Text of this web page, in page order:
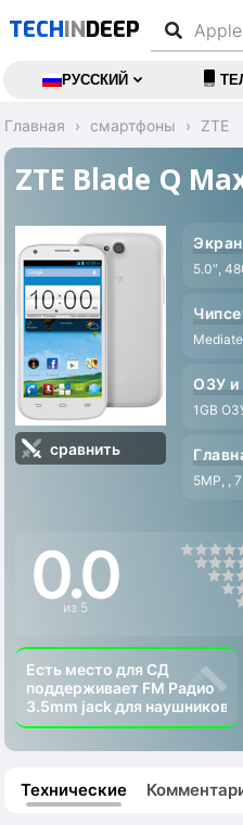
TECHINDEEP
РУССКИЙ
Главная смартфоны ZTE
ZTE Blade Q
сравнить
5.0″,
ОЗУ и
1GB
5MP, ,
0.0
из 5
Есть место для СД
поддерживает FM Радио
3.5mm jack для наушников
Технические